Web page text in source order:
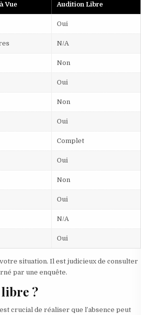
Vue Audition Libre
Oui
N/A
Non
Oui
Non
Oui
Complet
Oui
Non
Oui
N/A
Oui
situation. Il est judicieux de consulter
par une enquête.
?
crucial de réaliser que l’absence peut